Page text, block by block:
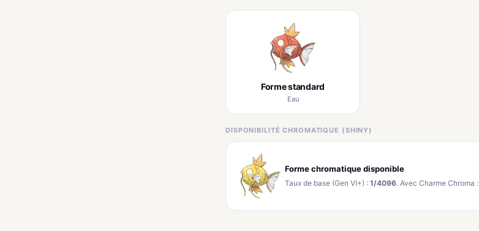
Forme standard
Eau
DISPONIBILITÉ CHROMATIQUE (SHINY)
Forme chromatique disponible
Taux de base (Gen VI+) : 1/4096. Avec Charme Chroma :